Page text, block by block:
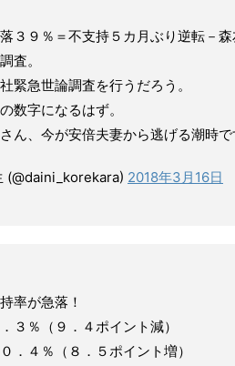
落３９％＝不支持５カ月ぶり逆転－
査。
緊急世論調査を行うだろう。
数字になるはず。
ん、今が安倍夫妻から逃げる潮時で
(@daini_korekara) 2018年3月16日
率が急落！
％（９．４ポイント減）
４％（８．５ポイント増）